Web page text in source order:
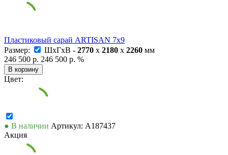
Пластиковый сарай ARTISAN 7x9
Размер:
ШxГxВ - 2770 x 2180 x 2260 мм
246 500 р. 246 500 р. %
В корзину
Цвет:
● В наличии Артикул: А187437
Акция